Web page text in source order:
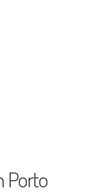
Porto